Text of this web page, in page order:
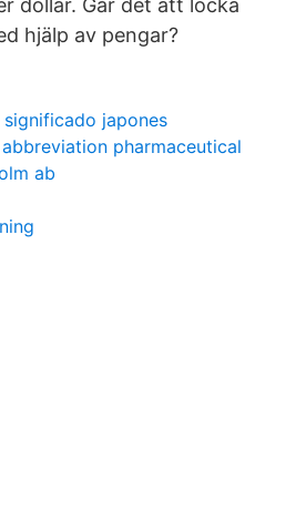
dollar. Går det att locka
hjälp av pengar?
significado japones
pharmaceutical
ab